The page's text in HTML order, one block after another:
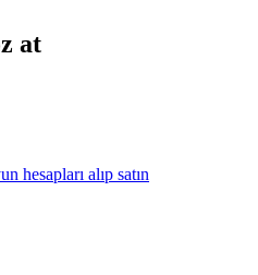
at
hesapları alıp satın